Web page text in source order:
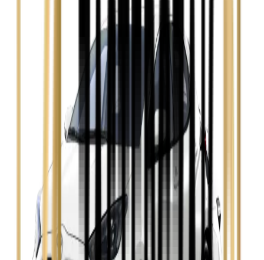
Opel Insignia
Seat Leon